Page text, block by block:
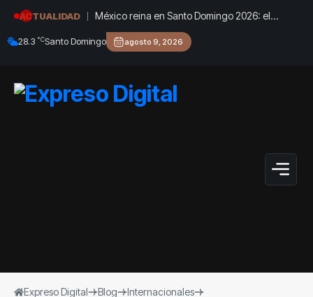
ACTUALIDAD
México reina en Santo Domingo 2026: el
medallero final de los XXV Juegos
Centroamericanos y del Caribe
28.3 °CSanto Domingo agosto 9, 2026
Expreso Digital Blog
Internacionales